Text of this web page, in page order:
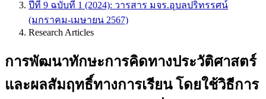
ปีที่ 9 ฉบับที่ 1 (2024): วารสาร มจร.อุบลปริทรรศน์
(มกราคม-เมษายน 2567)
Research Articles
การพัฒนาทักษะการคิดทางประวัติศาสตร์
และผลสัมฤทธิ์ทางการเรียน โดยใช้วิธีการ